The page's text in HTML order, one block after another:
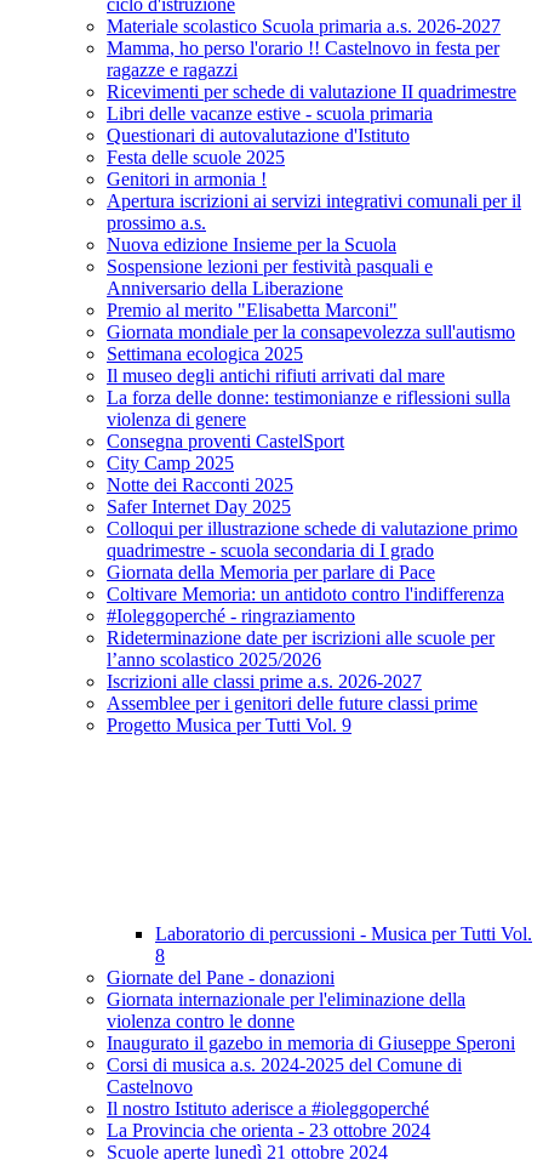
ciclo d'istruzione
Materiale scolastico Scuola primaria a.s. 2026-2027
Mamma, ho perso l'orario !! Castelnovo in festa per
ragazze e ragazzi
Ricevimenti per schede di valutazione II quadrimestre
Libri delle vacanze estive - scuola primaria
Questionari di autovalutazione d'Istituto
Festa delle scuole 2025
Genitori in armonia !
Apertura iscrizioni ai servizi integrativi comunali per il
prossimo a.s.
Nuova edizione Insieme per la Scuola
Sospensione lezioni per festività pasquali e
Anniversario della Liberazione
Premio al merito "Elisabetta Marconi"
Giornata mondiale per la consapevolezza sull'autismo
Settimana ecologica 2025
Il museo degli antichi rifiuti arrivati dal mare
La forza delle donne: testimonianze e riflessioni sulla
violenza di genere
Consegna proventi CastelSport
City Camp 2025
Notte dei Racconti 2025
Safer Internet Day 2025
Colloqui per illustrazione schede di valutazione primo
quadrimestre - scuola secondaria di I grado
Giornata della Memoria per parlare di Pace
Coltivare Memoria: un antidoto contro l'indifferenza
#Ioleggoperché - ringraziamento
Rideterminazione date per iscrizioni alle scuole per
l’anno scolastico 2025/2026
Iscrizioni alle classi prime a.s. 2026-2027
Assemblee per i genitori delle future classi prime
Progetto Musica per Tutti Vol. 9
Laboratorio di percussioni - Musica per Tutti Vol.
8
Giornate del Pane - donazioni
Giornata internazionale per l'eliminazione della
violenza contro le donne
Inaugurato il gazebo in memoria di Giuseppe Speroni
Corsi di musica a.s. 2024-2025 del Comune di
Castelnovo
Il nostro Istituto aderisce a #ioleggoperché
La Provincia che orienta - 23 ottobre 2024
Scuole aperte lunedì 21 ottobre 2024